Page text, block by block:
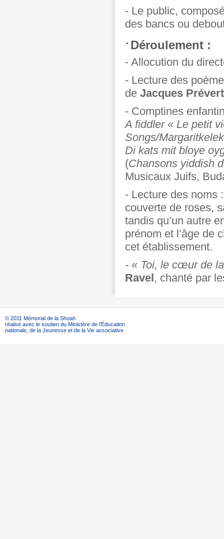
- Le public,
des bancs ou
Déroulement :
- Allocution du
- Lecture des
de Jacques Prévert
- Comptines
A fiddler « Le petit
Songs/
Di kats mit bloye
(Chansons yiddish
Musicaux Juifs,
- Lecture des noms
couverte de roses,
tandis qu’un autre
prénom et l’âge de
cet établissement.
- « Toi, le cœur de
Ravel, chanté par
© 2011 Mémorial de la Shoah
réalisé avec le soutien du Ministère de l'Éducation
nationale, de la Jeunesse et de la Vie associative